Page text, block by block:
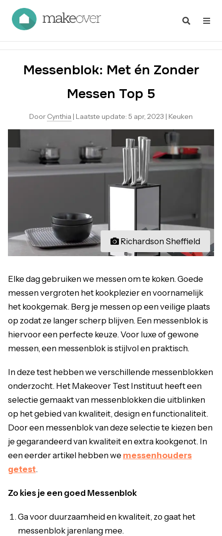
Messenblok: Met én Zonder
Messen Top 5
Door Cynthia | Laatste update: 5 apr, 2023 | Keuken
Richardson Sheffield
Elke dag gebruiken we messen om te koken. Goede
messen vergroten het kookplezier en voornamelijk
het kookgemak. Berg je messen op een veilige plaats
op zodat ze langer scherp blijven. Een messenblok is
hiervoor een perfecte keuze. Voor luxe of gewone
messen, een messenblok is stijlvol en praktisch.
In deze test hebben we verschillende messenblokken
onderzocht. Het Makeover Test Instituut heeft een
selectie gemaakt van messenblokken die uitblinken
op het gebied van kwaliteit, design en functionaliteit.
Door een messenblok van deze selectie te kiezen ben
je gegarandeerd van kwaliteit en extra kookgenot. In
een eerder artikel hebben we messenhouders
getest.
Zo kies je een goed Messenblok
Ga voor duurzaamheid en kwaliteit, zo gaat het
messenblok jarenlang mee.